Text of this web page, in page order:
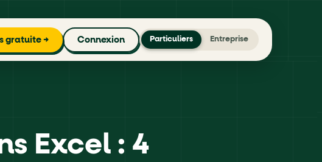
gratuite → Connexion Particuliers Entreprise
Excel : 4